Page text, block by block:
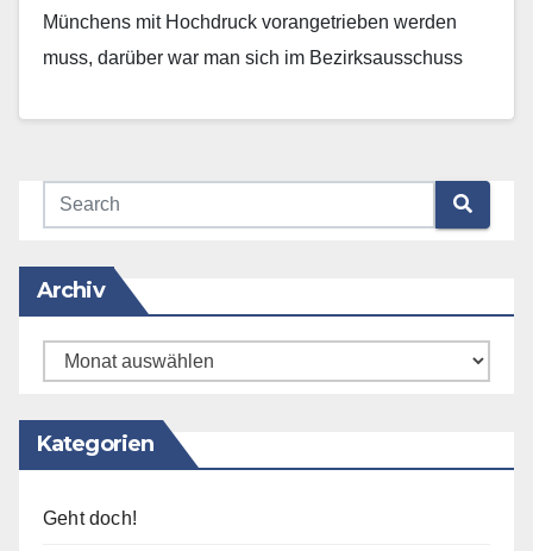
Münchens mit Hochdruck vorangetrieben werden
muss, darüber war man sich im Bezirksausschuss
Archiv
Archiv
Kategorien
Geht doch!